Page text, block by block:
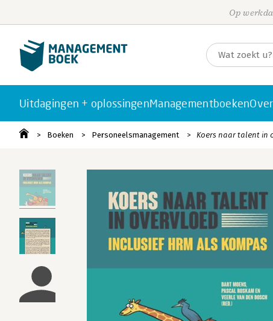
Op
Uitdagingen + oplossingenManagementboeken
Boeken Personeelsmanagement Koers naar talent in